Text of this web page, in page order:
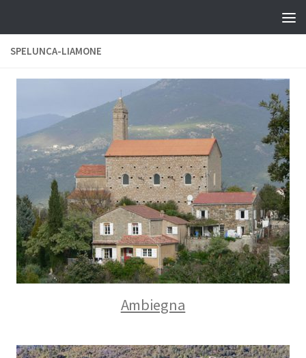
SPELUNCA-LIAMONE
Ambiegna